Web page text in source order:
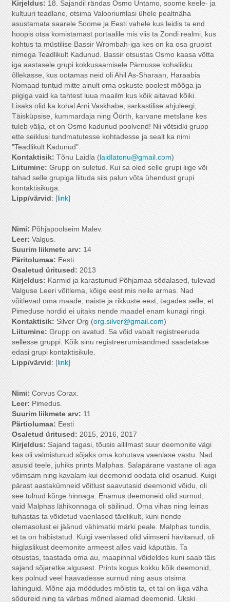
Kirjeldus: 18. Sajandil rändas Osmo Untamo, soome keele- ja
kultuuri teadlane, otsima Valooriumlasi ühele pealtnäha
asustamata saarele Soome ja Eesti vahele kus leidis ta end
hoopis otsa komistamast portaalile mis viis ta Zondi realmi, kus
kohtus ta müstilise Bassir Wrombah-iga kes on ka osa grupist
nimega Teadlikult Kadunud. Bassir otsustas Osmo kaasa võtta
iga aastasele grupi kokkusaamisele Pärnusse kohalikku
õllekasse, kus ootamas neid oli Ahil As-Sharaan, Haraabia
Nomaad tuntud mitte ainult oma oskuste poolest mõõga ja
piigiga vaid ka tahtest luua maailm kus kõik aitavad kõiki.
Lisaks olid ka kohal Arni Vaskhabe, sarkastilise ahjuleegi,
Täisküpsise, kummardaja ning Öörth, karvane metslane kes
tuleb välja, et on Osmo kadunud poolvend! Nii võtsidki grupp
ette seiklusi tundmatutesse kohtadesse ja sealt ka nimi
"Teadlikult Kadunud".
Kontaktisik: Tõnu Laidla ( laidlatonu@gmail.com)
Liitumine: Grupp on suletud. Kui sa oled selle grupi liige või
tahad selle grupiga liituda siis palun võta ühendust grupi
kontaktisikuga.
Lipp/värvid : [link]
Nimi:Põhjapoolseim Malev.
Leer:Valgus.
Suurim liikmete arv: 14
Päritolumaa: Eesti
Osaletud üritused: 2013
Kirjeldus: Karmid ja karastunud Põhjamaa sõdalased, tulevad
Valguse Leeri võitlema, kõige eest mis neile armas. Nad
võitlevad oma maade, naiste ja rikkuste eest, tagades selle, et
Pimeduse hordid ei uitaks nende maadel enam kunagi ringi.
Kontaktisik: Silver Org (org.silver@gmail.com)
Liitumine: Grupp on avatud. Sa võid vabalt registreeruda
sellesse gruppi. Kõik sinu registreerumisandmed saadetakse
edasi grupi kontaktisikule.
Lipp/värvid : [link]
Nimi:Corvus Corax.
Leer:Pimedus.
Suurim liikmete arv: 11
Pärtiolumaa: Eesti
Osaletud üritused: 2015, 2016, 2017
Kirjeldus:Sajand tagasi, tõusis allilmast suur deemonite vägi
kes oli valmistunud sõjaks oma kohutava vaenlase vastu. Nad
asusid teele, juhiks prints Malphas. Salapärane vastane oli aga
võimsam ning kavalam kui deemonid oodata olid osanud. Kuigi
pärast aastakümneid võitlust saavutasid deemonid võidu, oli
see tulnud kõrge hinnaga. Enamus deemoneid olid surnud,
vaid Malphas lähikonnaga oli säilinud. Oma vihas ning leinas
tuhastas ta võidetud vaenlased täielikult, kuni nende
olemasolust ei jäänud vähimatki märki peale. Malphas tundis,
et ta on häbistatud. Kuigi vaenlased olid viimseni hävitanud, oli
hiiglaslikust deemonite armeest alles vaid käputäis. Ta
otsustas, taastada oma au, maapinnal võideldes kuni saab täis
sajand sõjaretke algusest. Prints kogus kokku kõik deemonid,
kes polnud veel haavadesse surnud ning asus otsima
lahinguid. Mõne aja möödudes mõistis ta, et tal on liiga väha
sõdureid ning ta värbas mõned alamad deemonid. Ükski